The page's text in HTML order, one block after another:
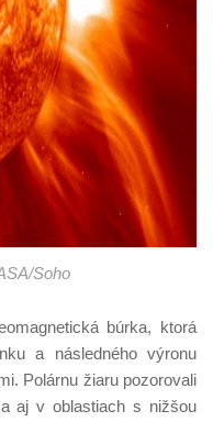
Soho
búrka, ktorá
a následného výronu
Polárnu žiaru pozorovali
aj v oblastiach s nižšou